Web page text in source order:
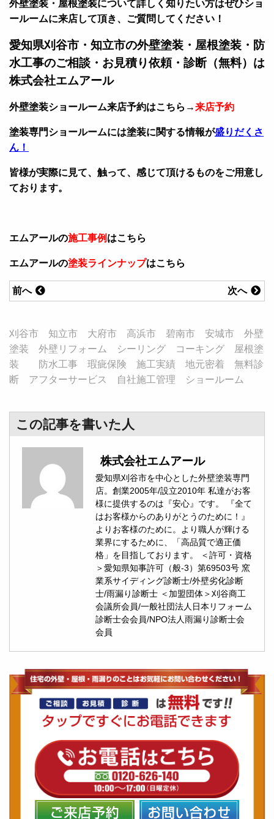
外壁塗装・屋根塗装について詳しく知りたい方はぜひショ
ールームに来店して頂き、ご質問してください！
愛知県刈谷市・知立市の外壁塗装・屋根塗装・防
水工事のご相談・お見積り依頼・診断（無料）は
株式会社エムアール
外壁塗装ショールーム来店予約はこちら→来店予約
塗装専門ショールームには塗装に関する情報が盛りだくさ
ん！
皆様が実際に見て、触って、感じて頂けるものをご用意し
ております。
エムアールの施工事例 はこちら
エムアールの塗装ラインナップはこちら
次へ
前へ
刈谷市 知立市 大府市 高浜市 碧南市 安城市 外壁
塗装 外壁リフォーム シーリング コーキング 屋根塗
装 防水工事 瑕疵保険 施工実績 地元密着 無料診
断 アフターサービス 自社施工管理 ショールーム
この記事を書いた人
株式会社エムアール
愛知県刈谷市を中心とした外壁塗装専門
店。創業2005年/設立2010年 私達がお客
様に提供するのは『安心』です。 『全て
はお客様からのありがとうのために！』
よりお客様のために。より職人が輝ける
業界にするために、「高品質で適正価
格」を目指しております。 ＜許可・資格
＞愛知県知事許可（般-3）第69503号 窯
業系サイディング診断士/外壁劣化診断
士/雨漏り診断士 ＜加盟団体＞刈谷商工
会議所会員/一般社団法人日本リフォーム
診断士会会員/NPO法人雨漏り診断士会
会員